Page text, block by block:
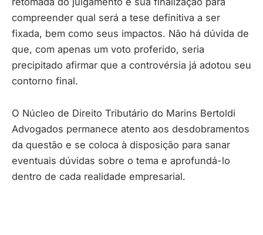
compreender qual será a tese definitiva a ser
fixada, bem como seus impactos. Não há dúvida de
que, com apenas um voto proferido, seria
precipitado afirmar que a controvérsia já adotou seu
contorno final.
O Núcleo de Direito Tributário do Marins Bertoldi
Advogados permanece atento aos desdobramentos
da questão e se coloca à disposição para sanar
eventuais dúvidas sobre o tema e aprofundá-lo
dentro de cada realidade empresarial.